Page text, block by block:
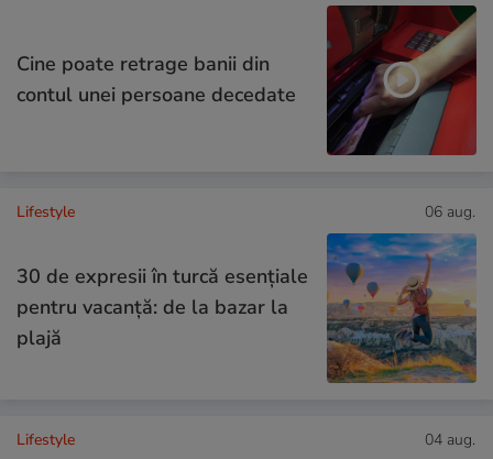
Cine poate retrage banii din
contul unei persoane decedate
Lifestyle 06 aug.
30 de expresii în turcă esențiale
pentru vacanță: de la bazar la
plajă
Lifestyle 04 aug.